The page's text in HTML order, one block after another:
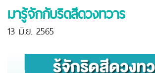
มารู้จักกับริดสีดวงทวาร
13 มิ.ย. 2565